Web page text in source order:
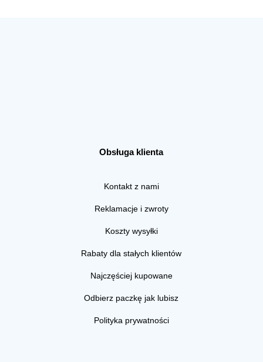
Obsługa klienta
Kontakt z nami
Reklamacje i zwroty
Koszty wysyłki
Rabaty dla stałych klientów
Najczęściej kupowane
Odbierz paczkę jak lubisz
Polityka prywatności